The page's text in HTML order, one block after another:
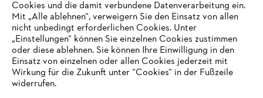
#STIHL
IHR BROWSER WIRD NICHT
UNTERSTÜTZT
Cookies und die damit verbundene Datenverarbeitung ein.
Mit „Alle ablehnen“, verweigern Sie den Einsatz von allen
nicht unbedingt erforderlichen Cookies. Unter
„Einstellungen“ können Sie einzelnen Cookies zustimmen
oder diese ablehnen. Sie können Ihre Einwilligung in den
Einsatz von einzelnen oder allen Cookies jederzeit mit
Wirkung für die Zukunft unter “Cookies“ in der Fußzeile
widerrufen.